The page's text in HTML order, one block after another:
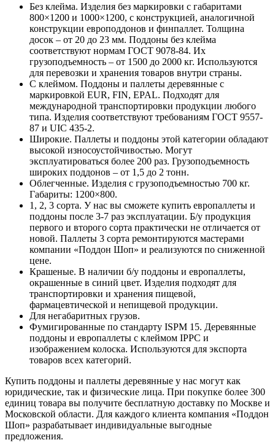
Без клейма. Изделия без маркировки с габаритами
800×1200 и 1000×1200, с конструкцией, аналогичной
конструкции европоддонов и финпаллет. Толщина
досок – от 20 до 23 мм. Поддоны без клейма
соответствуют нормам ГОСТ 9078-84. Их
грузоподъемность – от 1500 до 2000 кг. Используются
для перевозки и хранения товаров внутри страны.
С клеймом. Поддоны и паллеты деревянные с
маркировкой EUR, FIN, EPAL. Подходят для
международной транспортировки продукции любого
типа. Изделия соответствуют требованиям ГОСТ 9557-
87 и UIC 435-2.
Широкие. Паллеты и поддоны этой категории обладают
высокой износоустойчивостью. Могут
эксплуатироваться более 200 раз. Грузоподъемность
широких поддонов – от 1,5 до 2 тонн.
Облегченные. Изделия с грузоподъемностью 700 кг.
Габариты: 1200×800.
1, 2, 3 сорта. У нас вы сможете купить европаллеты и
поддоны после 3-7 раз эксплуатации. Б/у продукция
первого и второго сорта практически не отличается от
новой. Паллеты 3 сорта ремонтируются мастерами
компании «Поддон Шоп» и реализуются по сниженной
цене.
Крашеные. В наличии б/у поддоны и европаллеты,
окрашенные в синий цвет. Изделия подходят для
транспортировки и хранения пищевой,
фармацевтической и непищевой продукции.
Для негабаритных грузов.
Фумигированные по стандарту ISPM 15. Деревянные
поддоны и европаллеты с клеймом IPPC и
изображением колоска. Используются для экспорта
товаров всех категорий.
Купить поддоны и паллеты деревянные у нас могут как
юридические, так и физические лица. При покупке более 300
единиц товара вы получите бесплатную доставку по Москве и
Московской области. Для каждого клиента компания «Поддон
Шоп» разрабатывает индивидуальные выгодные
предложения.